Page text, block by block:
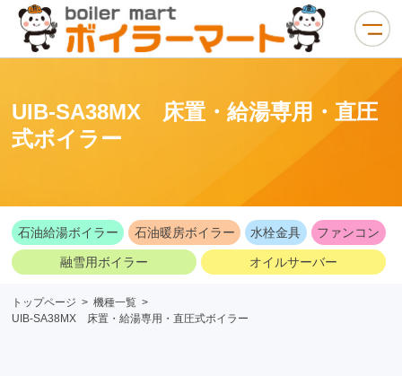
UIB-SA38MX 床置・給湯専用・直圧
式ボイラー
石油給湯ボイラー 石油暖房ボイラー 水栓金具 ファンコン
融雪用ボイラー オイルサーバー
トップページ > 機種一覧 >
UIB-SA38MX 床置・給湯専用・直圧式ボイラー